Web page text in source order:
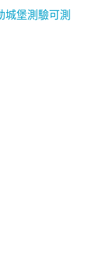
城堡測驗可測